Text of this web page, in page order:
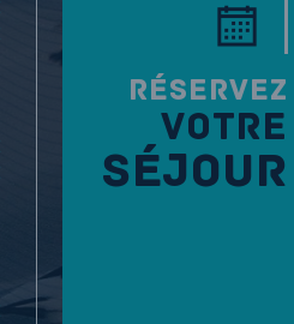
RÉSERVEZ
VOTRE
SÉJOUR